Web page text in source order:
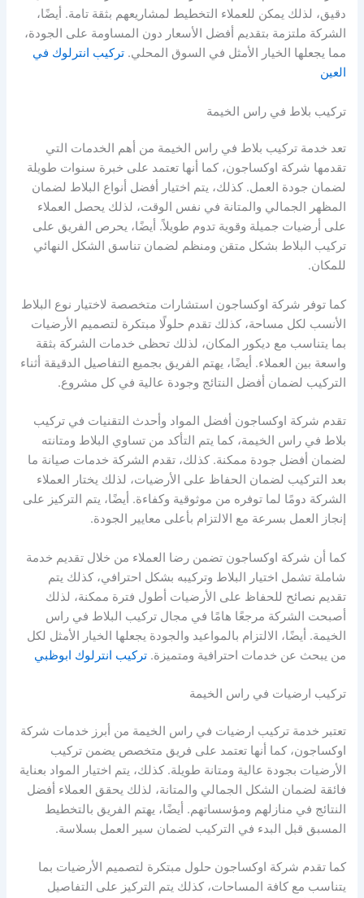
دقيق، لذلك يمكن للعملاء التخطيط لمشاريعهم بثقة تامة. أيضًا،
الشركة ملتزمة بتقديم أفضل الأسعار دون المساومة على الجودة،
مما يجعلها الخيار الأمثل في السوق المحلي.تركيب انترلوك في
العين
تركيب بلاط في راس الخيمة
تعد خدمة تركيب بلاط في راس الخيمة من أهم الخدمات التي
تقدمها شركة اوكساجون، كما أنها تعتمد على خبرة سنوات طويلة
لضمان جودة العمل. كذلك، يتم اختيار أفضل أنواع البلاط لضمان
المظهر الجمالي والمتانة في نفس الوقت، لذلك يحصل العملاء
على أرضيات جميلة وقوية تدوم طويلاً. أيضًا، يحرص الفريق على
تركيب البلاط بشكل متقن ومنظم لضمان تناسق الشكل النهائي
للمكان.
كما توفر شركة اوكساجون استشارات متخصصة لاختيار نوع البلاط
الأنسب لكل مساحة، كذلك تقدم حلولًا مبتكرة لتصميم الأرضيات
بما يتناسب مع ديكور المكان، لذلك تحظى خدمات الشركة بثقة
واسعة بين العملاء. أيضًا، يهتم الفريق بجميع التفاصيل الدقيقة أثناء
التركيب لضمان أفضل النتائج وجودة عالية في كل مشروع.
تقدم شركة اوكساجون أفضل المواد وأحدث التقنيات في تركيب
بلاط في راس الخيمة، كما يتم التأكد من تساوي البلاط ومتانته
لضمان أفضل جودة ممكنة. كذلك، تقدم الشركة خدمات صيانة ما
بعد التركيب لضمان الحفاظ على الأرضيات، لذلك يختار العملاء
الشركة دومًا لما توفره من موثوقية وكفاءة. أيضًا، يتم التركيز على
إنجاز العمل بسرعة مع الالتزام بأعلى معايير الجودة.
كما أن شركة اوكساجون تضمن رضا العملاء من خلال تقديم خدمة
شاملة تشمل اختيار البلاط وتركيبه بشكل احترافي، كذلك يتم
تقديم نصائح للحفاظ على الأرضيات أطول فترة ممكنة، لذلك
أصبحت الشركة مرجعًا هامًا في مجال تركيب البلاط في راس
الخيمة. أيضًا، الالتزام بالمواعيد والجودة يجعلها الخيار الأمثل لكل
من يبحث عن خدمات احترافية ومتميزة.تركيب انترلوك ابوظبي
تركيب ارضيات في راس الخيمة
تعتبر خدمة تركيب ارضيات في راس الخيمة من أبرز خدمات شركة
اوكساجون، كما أنها تعتمد على فريق متخصص يضمن تركيب
الأرضيات بجودة عالية ومتانة طويلة. كذلك، يتم اختيار المواد بعناية
فائقة لضمان الشكل الجمالي والمتانة، لذلك يحقق العملاء أفضل
النتائج في منازلهم ومؤسساتهم. أيضًا، يهتم الفريق بالتخطيط
المسبق قبل البدء في التركيب لضمان سير العمل بسلاسة.
كما تقدم شركة اوكساجون حلول مبتكرة لتصميم الأرضيات بما
يتناسب مع كافة المساحات، كذلك يتم التركيز على التفاصيل